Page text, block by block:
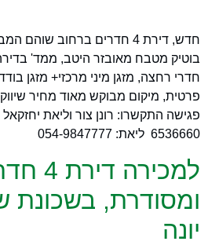
חדרי רחצה, מזגן מיני מרכזי+ מזגן
6536660 ליאת: 054-9847777
ומסודרת, בשכונת
יונה